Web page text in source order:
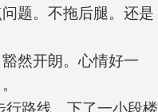
题。不拖后腿。还是
然开朗。心情好一